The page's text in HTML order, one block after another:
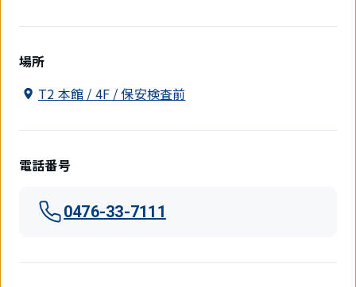
場所
T2 本館 / 4F / 保安検査前
電話番号
0476-33-7111